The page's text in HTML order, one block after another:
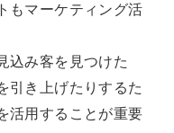
もマーケティング活
込み客を見つけた
引き上げたりするた
活用することが重要